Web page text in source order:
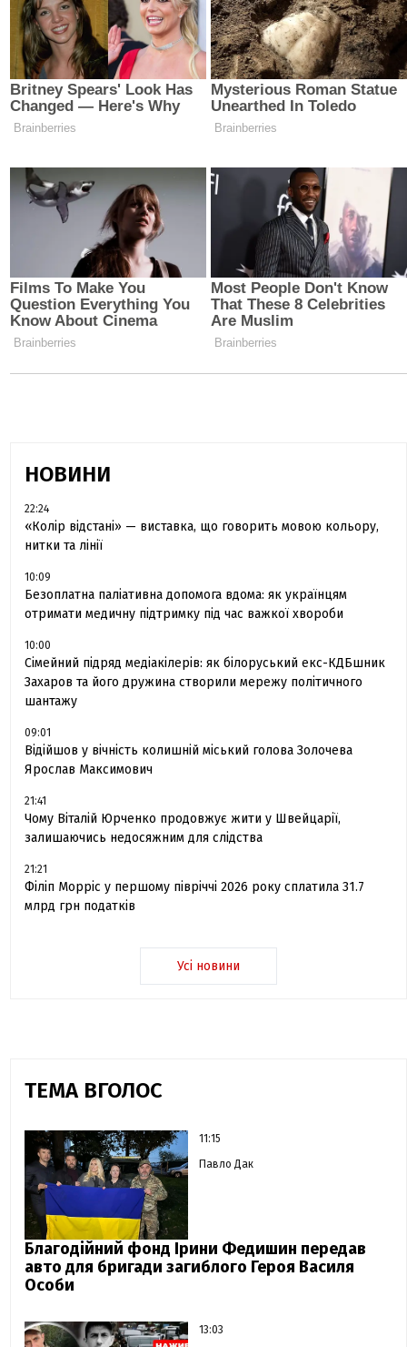
НОВИНИ
22:24
«Колір відстані» — виставка, що говорить мовою кольору,
нитки та лінії
10:09
Безоплатна паліативна допомога вдома: як українцям
отримати медичну підтримку під час важкої хвороби
10:00
Сімейний підряд медіакілерів: як білоруський екс-КДБшник
Захаров та його дружина створили мережу політичного
шантажу
09:01
Відійшов у вічність колишній міський голова Золочева
Ярослав Максимович
21:41
Чому Віталій Юрченко продовжує жити у Швейцарії,
залишаючись недосяжним для слідства
21:21
Філіп Морріс у першому півріччі 2026 року сплатила 31.7
млрд грн податків
Усі новини
ТЕМА ВГОЛОС
11:15
Павло Дак
Благодійний фонд Ірини Федишин передав
авто для бригади загиблого Героя Василя
Особи
13:03